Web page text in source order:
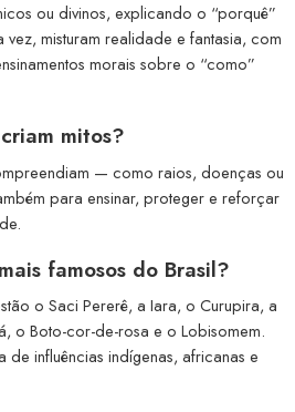
ou divinos, explicando o “porquê”
misturam realidade e fantasia, com
morais sobre o “como”
mitos?
— como raios, doenças ou
para ensinar, proteger e reforçar
famosos do Brasil?
o Saci Pererê, a Iara, o Curupira, a
o Boto-cor-de-rosa e o Lobisomem.
de influências indígenas, africanas e